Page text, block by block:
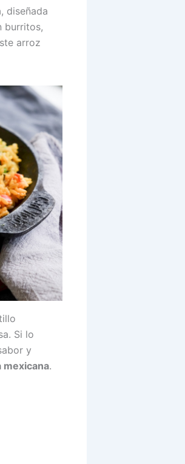
diseñada
burritos,
arroz
Si lo
y
mexicana.